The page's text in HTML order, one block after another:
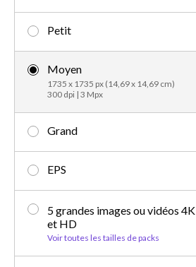
Petit
Moyen
1735 x 1735 px (14,69 x 14,69 cm)
300 dpi | 3 Mpx
Grand
EPS
5 grandes images ou vidéos 4K
et HD
Voir toutes les tailles de packs